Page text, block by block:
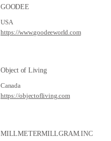
GOODEE
USA
https://www.goodeeworld.com
Object of Living
Canada
https://objectofliving.com
MILLMETERMILLGRAM.INC